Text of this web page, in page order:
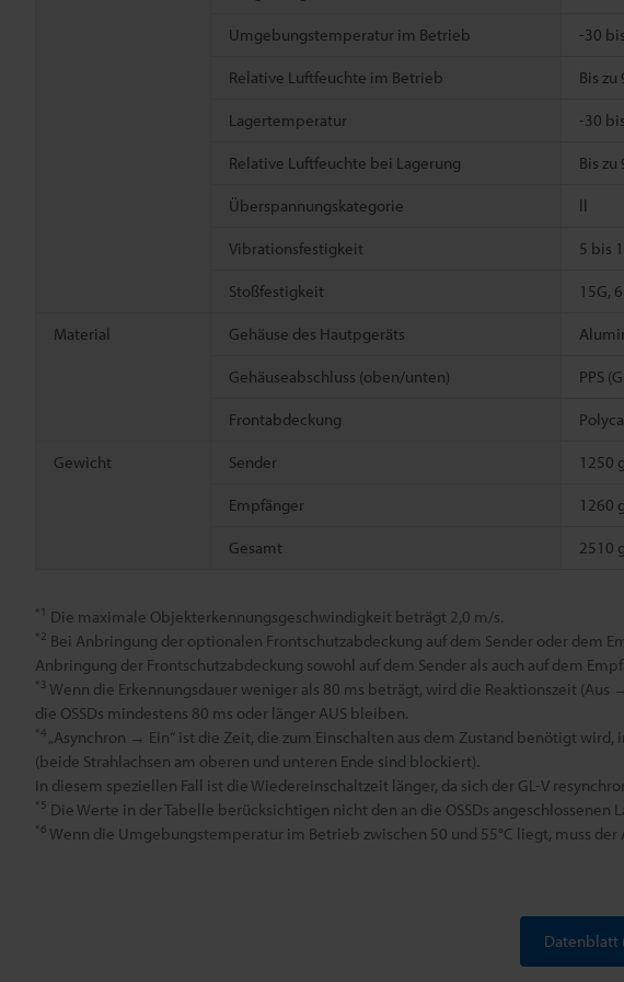
Umgebungstemperatur im Betrieb -30
Relative Luftfeuchte im Betrieb Bis zu
Lagertemperatur -30
Relative Luftfeuchte bei Lagerung Bis zu
Überspannungskategorie ll
Vibrationsfestigkeit 5 bis
Stoßfestigkeit 15G,
Material Gehäuse des Hautpgeräts
Gehäuseabschluss (oben/unten) PPS
Frontabdeckung
Gewicht Sender 1250 g
Empfänger 1260 g
Gesamt 2510 g
*1 Die maximale Objekterkennungsgeschwindigkeit beträgt 2,0 m/s.
*2 Bei Anbringung der optionalen Frontschutzabdeckung auf dem Sender oder dem
Anbringung der Frontschutzabdeckung sowohl auf dem Sender als auch auf dem
*3 Wenn die Erkennungsdauer weniger als 80 ms beträgt, wird die Reaktionszeit
die OSSDs mindestens 80 ms oder länger AUS bleiben.
*4 „Asynchron → Ein“ ist die Zeit, die zum Einschalten aus dem Zustand benötigt
(beide Strahlachsen am oberen und unteren Ende sind blockiert).
In diesem speziellen Fall ist die Wiedereinschaltzeit länger, da sich der GL-V
*5 Die Werte in der Tabelle berücksichtigen nicht den an die OSSDs angeschlossenen
*6 Wenn die Umgebungstemperatur im Betrieb zwischen 50 und 55°C liegt, muss der
Datenblatt